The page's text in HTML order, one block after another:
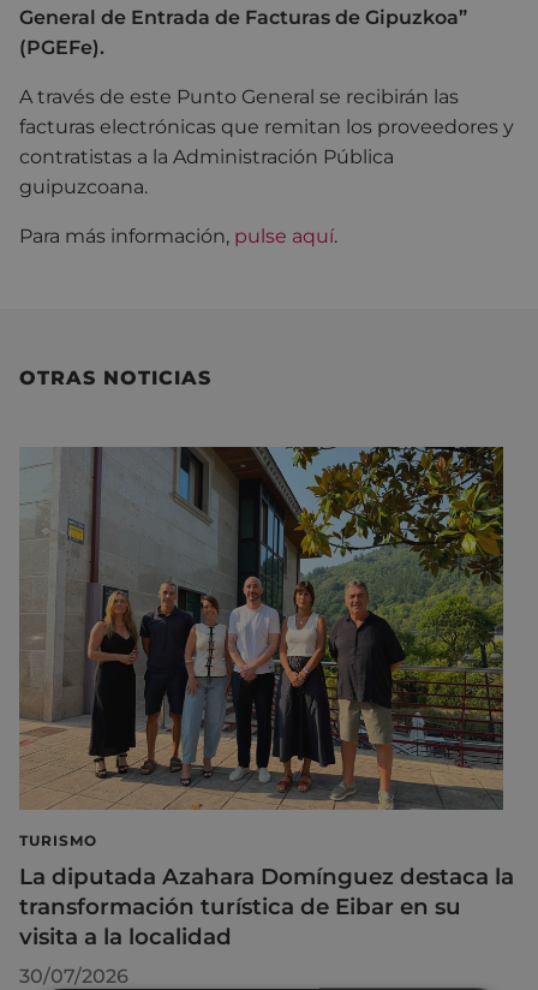
General de Entrada de Facturas de Gipuzkoa”
(PGEFe).
A través de este Punto General se recibirán las
facturas electrónicas que remitan los proveedores y
contratistas a la Administración Pública
guipuzcoana.
Para más información, pulse aquí.
OTRAS NOTICIAS
TURISMO
La diputada Azahara Domínguez destaca la
transformación turística de Eibar en su
visita a la localidad
30/07/2026